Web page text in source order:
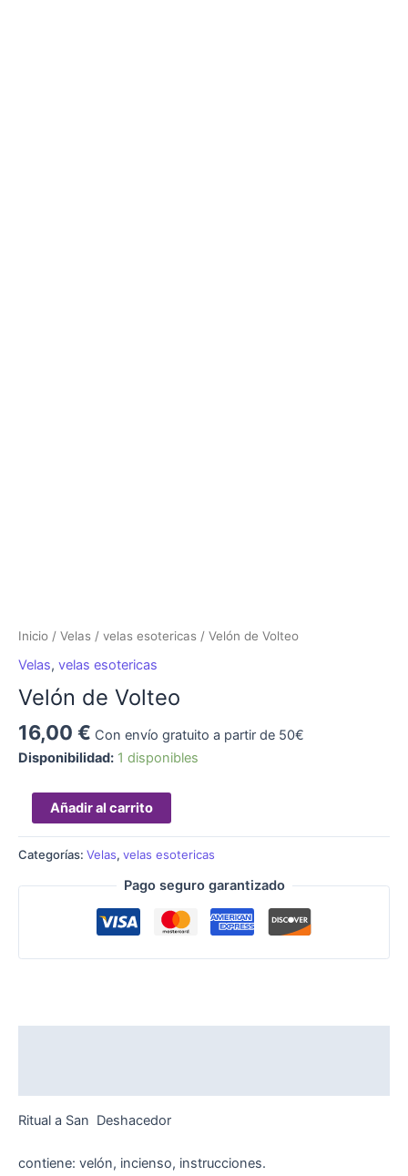
Inicio / Velas / velas esotericas / Velón de Volteo
Velas, velas esotericas
Velón de Volteo
16,00 € Con envío gratuito a partir de 50€
Disponibilidad: 1 disponibles
Añadir al carrito
Categorías: Velas, velas esotericas
Pago seguro garantizado
Ritual a San Deshacedor
contiene: velón, incienso, instrucciones.